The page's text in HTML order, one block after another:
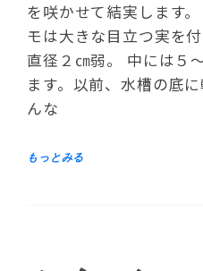
を咲かせて結実します
モは大きな目立つ実を
直径２㎝弱。 中には５
ます。以前、水槽の底
んな